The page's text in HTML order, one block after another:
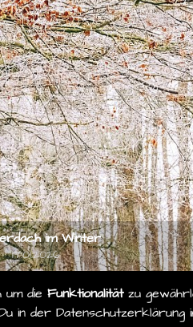
die Funktionalitätzu
der Datenschutzerklärung
im Winter
17.01.2026